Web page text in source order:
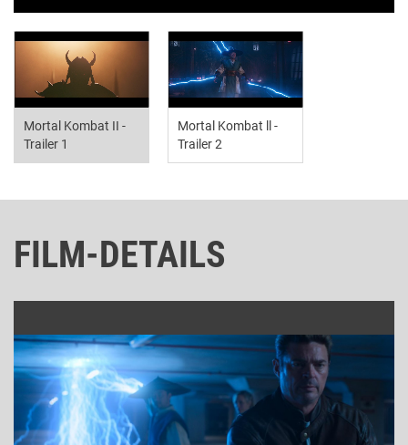
Mortal Kombat II -
Trailer 1
Mortal Kombat ll -
Trailer 2
FILM-DETAILS